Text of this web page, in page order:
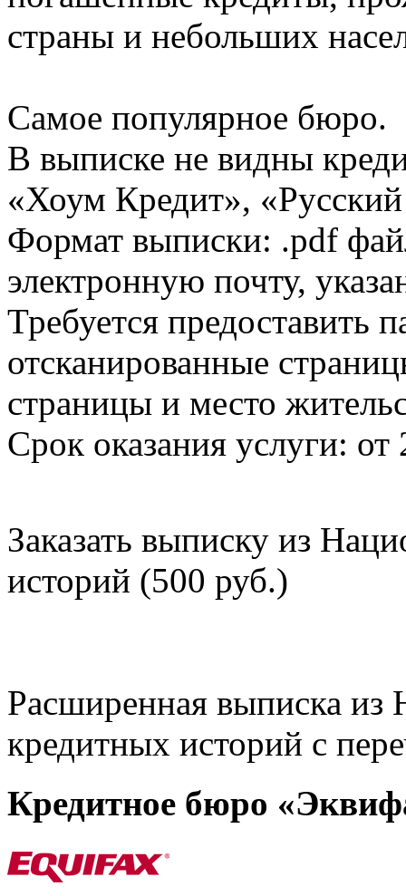
страны и небольших
Самое популярное бюро.
В выписке не видны
«Хоум Кредит»,
Формат выписки: .pdf
электронную почту,
Требуется предоставить
отсканированные
страницы и место
Срок оказания услуги: от
Заказать выписку из
историй (500 руб.)
Расширенная выписка из
кредитных историй с
Кредитное бюро